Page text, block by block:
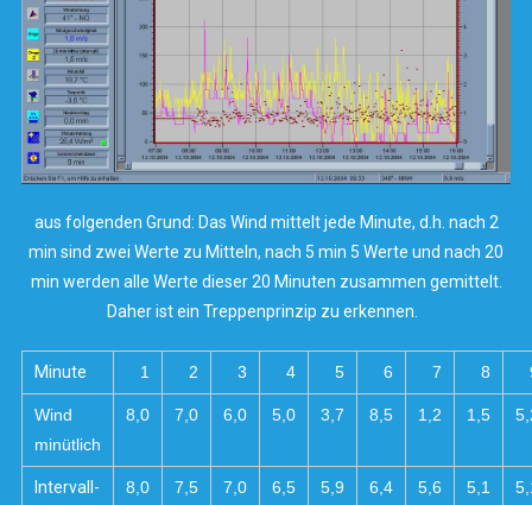
aus folgenden Grund: Das Wind mittelt jede Minute, d.h. nach 2
min sind zwei Werte zu Mitteln, nach 5 min 5 Werte und nach 20
min werden alle Werte dieser 20 Minuten zusammen gemittelt.
Daher ist ein Treppenprinzip zu erkennen.
Minute 1 2 3 4 5 6 7 8
Wind
minütlich
8,0 7,0 6,0 5,0 3,7 8,5 1,2 1,5
Intervall-
8,0 7,5 7,0 6,5 5,9 6,4 5,6 5,1